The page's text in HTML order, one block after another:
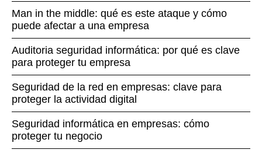
Man in the middle: qué es este ataque y cómo
puede afectar a una empresa
Auditoria seguridad informática: por qué es clave
para proteger tu empresa
Seguridad de la red en empresas: clave para
proteger la actividad digital
Seguridad informática en empresas: cómo
proteger tu negocio